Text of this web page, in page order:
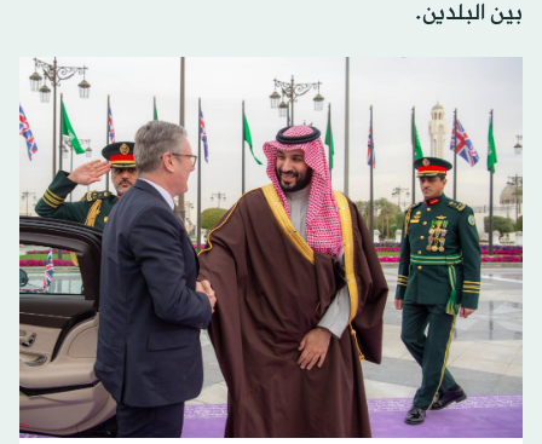
بين البلدين.